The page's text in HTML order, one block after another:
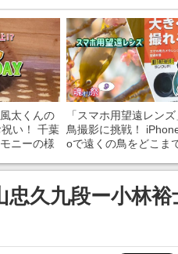
太くんの
い！ 千葉
ニーの様
「スマホ用望遠レン
鳥撮影に挑戦！
oで遠くの鳥をどこま
久九段ー小林裕